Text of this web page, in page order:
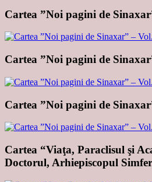
Cartea ”Noi pagini de
Cartea ”Noi pagini de
Cartea ”Noi pagini de
Cartea “Viaţa, Paraclisul şi
Doctorul, Arhiepiscopul